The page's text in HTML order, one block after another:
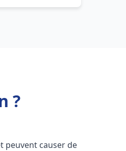
?
peuvent causer de